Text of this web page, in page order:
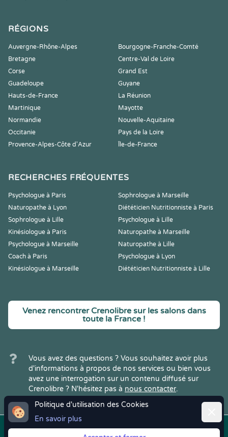
Politique d'utilisation des Cookies
En savoir plus
RÉGIONS
Auvergne-Rhône-Alpes
Bourgogne-Franche-Comté
Bretagne
Centre-Val de Loire
Corse
Grand Est
Guadeloupe
Guyane
Hauts-de-France
La Réunion
Martinique
Mayotte
Normandie
Nouvelle-Aquitaine
Occitanie
Pays de la Loire
Provence-Alpes-Côte d'Azur
Île-de-France
RECHERCHES FRÉQUENTES
Psychologue à Paris
Sophrologue à Marseille
Naturopathe à Lyon
Diététicien Nutritionniste à Paris
Sophrologue à Lille
Psychologue à Lille
Kinésiologue à Paris
Naturopathe à Marseille
Psychologue à Marseille
Naturopathe à Lille
Coach à Paris
Psychologue à Lyon
Kinésiologue à Marseille
Diététicien Nutritionniste à Lille
Venez rencontrer Crenolibre sur les salons dans
toute la France !
Vous avez des questions ? Vous souhaitez avoir plus
d'informations à propos de nos services ou bien vous
avez une interrogation sur un contenu diffusé sur
Crenolibre ? N'hésitez pas à nous contacter.
Copyright © 2022Crenolibre, tous Mentions | CGV | RGPD